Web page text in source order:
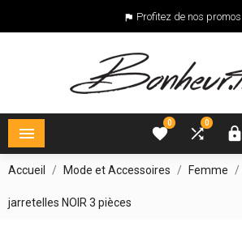
 Profitez de nos promos
 

0

0
Accueil Mode et Accessoires Femme
jarretelles NOIR 3 pièces